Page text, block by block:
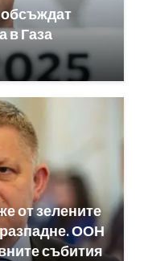
в Газа
от зелените
ООН
събития